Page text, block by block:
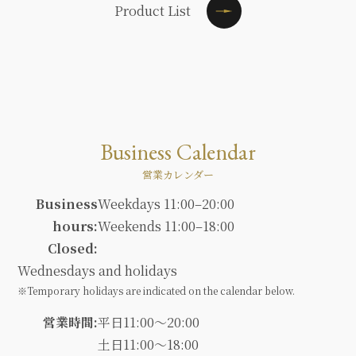
Product List
Business Calendar
営業カレンダー
Business
hours:
Weekdays 11:00–20:00
Weekends 11:00–18:00
Closed:
Wednesdays and holidays
※Temporary holidays are indicated on the calendar below.
営業時間:平日11:00～20:00
土日11:00～18:00